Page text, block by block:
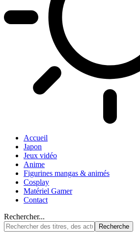
Accueil
Japon
Jeux vidéo
Anime
Figurines mangas & animés
Cosplay
Matériel Gamer
Contact
Rechercher...